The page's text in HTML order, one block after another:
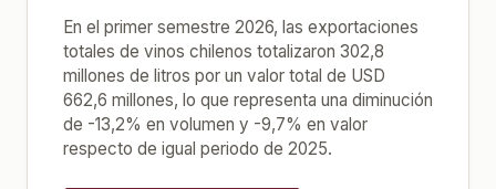
En el primer semestre 2026, las exportaciones
totales de vinos chilenos totalizaron 302,8
millones de litros por un valor total de USD
662,6 millones, lo que representa una diminución
de -13,2% en volumen y -9,7% en valor
respecto de igual periodo de 2025.